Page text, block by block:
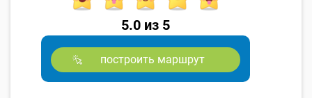
5.0 из 5
построить маршрут